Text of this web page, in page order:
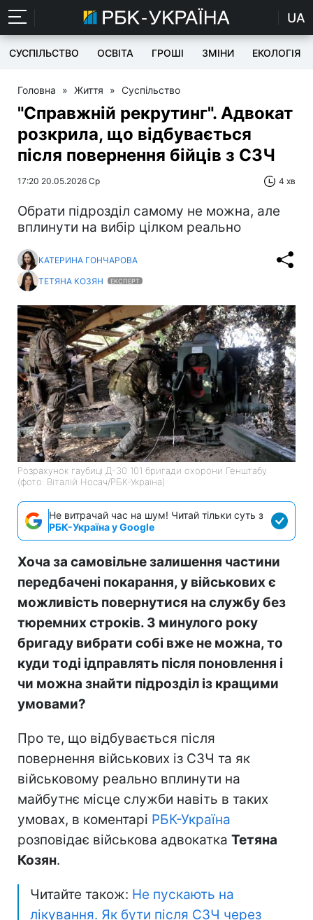
UA
СУСПІЛЬСТВО ОСВІТА ГРОШІ ЗМІНИ ЕКОЛОГІЯ
Головна » Життя » Суспільство
"Справжній рекрутинг". Адвокат
розкрила, що відбувається
після повернення бійців з СЗЧ
17:20 20.05.2026 Ср 4 хв
Обрати підрозділ самому не можна, але
вплинути на вибір цілком реально
КАТЕРИНА ГОНЧАРОВА
ТЕТЯНА КОЗЯН
ЕКСПЕРТ
Розрахунок гаубиці Д-30 101 бригади охорони Генштабу
(фото: Віталій Носач/РБК-Україна)
Не витрачай час на шум! Читай тільки суть з
РБК-Україна у Google
Хоча за самовільне залишення частини
передбачені покарання, у військових є
можливість повернутися на службу без
тюремних строків. З минулого року
бригаду вибрати собі вже не можна, то
куди тоді ідправлять після поновлення і
чи можна знайти підрозділ із кращими
умовами?
Про те, що відбувається після
повернення військових із СЗЧ та як
військовому реально вплинути на
майбутнє місце служби навіть в таких
умовах, в коментарі РБК-Україна
розповідає військова адвокатка Тетяна
Козян.
Читайте також: Не пускають на
лікування. Як бути після СЗЧ через